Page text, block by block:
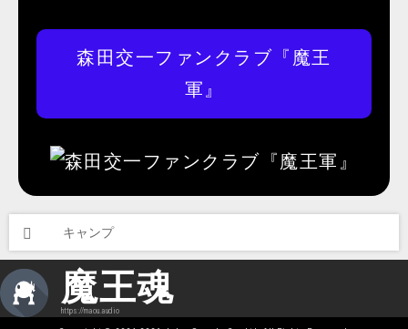
森田交一ファンクラブ『魔王
軍』
キャンプ
魔王魂
https://maou.audio